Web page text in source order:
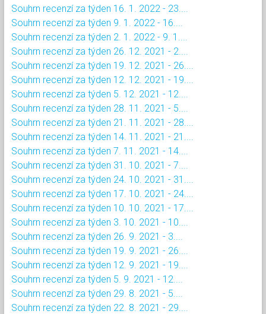
Souhrn recenzí za týden 16. 1. 2022 - 23....
Souhrn recenzí za týden 9. 1. 2022 - 16....
Souhrn recenzí za týden 2. 1. 2022 - 9. 1....
Souhrn recenzí za týden 26. 12. 2021 - 2....
Souhrn recenzí za týden 19. 12. 2021 - 26....
Souhrn recenzí za týden 12. 12. 2021 - 19....
Souhrn recenzí za týden 5. 12. 2021 - 12....
Souhrn recenzí za týden 28. 11. 2021 - 5....
Souhrn recenzí za týden 21. 11. 2021 - 28....
Souhrn recenzí za týden 14. 11. 2021 - 21....
Souhrn recenzí za týden 7. 11. 2021 - 14....
Souhrn recenzí za týden 31. 10. 2021 - 7....
Souhrn recenzí za týden 24. 10. 2021 - 31....
Souhrn recenzí za týden 17. 10. 2021 - 24....
Souhrn recenzí za týden 10. 10. 2021 - 17....
Souhrn recenzí za týden 3. 10. 2021 - 10....
Souhrn recenzí za týden 26. 9. 2021 - 3....
Souhrn recenzí za týden 19. 9. 2021 - 26....
Souhrn recenzí za týden 12. 9. 2021 - 19....
Souhrn recenzí za týden 5. 9. 2021 - 12....
Souhrn recenzí za týden 29. 8. 2021 - 5....
Souhrn recenzí za týden 22. 8. 2021 - 29....